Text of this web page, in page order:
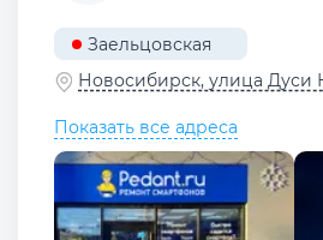
Заельцовская
Новосибирск, улица Дуси
Показать все адреса